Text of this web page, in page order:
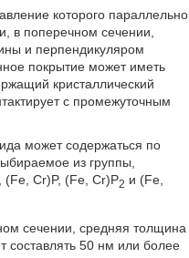
которого параллельно
в поперечном сечении,
и перпендикуляром
покрытие может иметь
кристаллический
с промежуточным
может содержаться по
из группы,
(Fe, Cr)P, (Fe, Cr)P2 и (Fe,
сечении, средняя толщина
составлять 50 нм или более